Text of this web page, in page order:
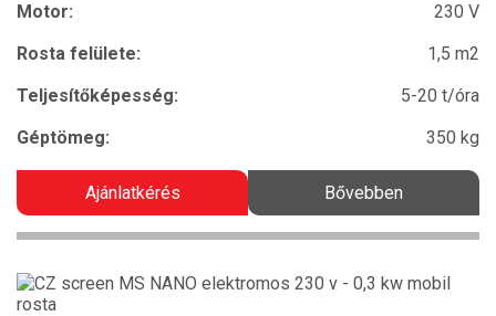
Motor:
230 V
Rosta felülete:
1,5 m2
Teljesítőképesség:
5-20 t/óra
Géptömeg:
350 kg
Ajánlatkérés Bővebben